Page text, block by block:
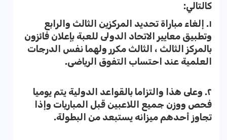
كالتالي:
١. إلغاء مباراة تحديد المركزين الثالث والرابع
وتطبيق معايير الاتحاد الدولى للعبة بإعلان فائزون
بالمركز الثالث ، الثالث مكرر ولهما نفس الدرجات
العلمية عند احتساب التفوق الرياضى.
٢. وعلى هذا والتزاما بالقواعد الدولية يتم يوميا
فحص ووزن جميع اللاعبين قبل المباريات وإذا
تجاوز أحدهم ميزانه يستبعد من البطولة.